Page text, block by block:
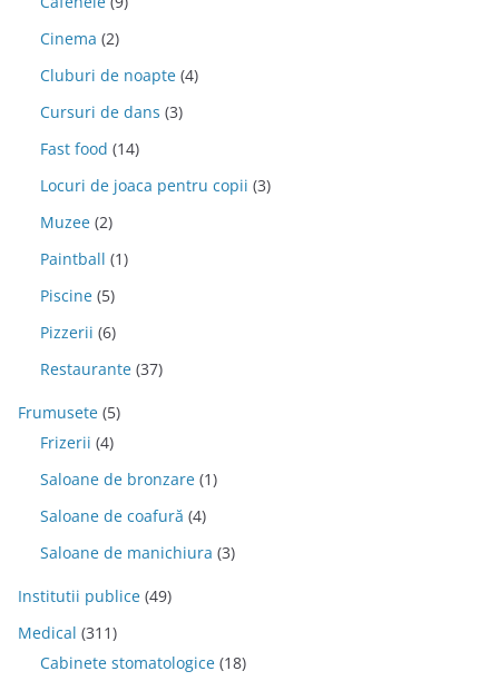
Cinema (2)
Cluburi de noapte (4)
Cursuri de dans (3)
Fast food (14)
Locuri de joaca pentru copii (3)
Muzee (2)
Paintball (1)
Piscine (5)
Pizzerii (6)
Restaurante (37)
Frumusete (5)
Frizerii (4)
Saloane de bronzare (1)
Saloane de coafură (4)
Saloane de manichiura (3)
Institutii publice (49)
Medical (311)
Cabinete stomatologice (18)